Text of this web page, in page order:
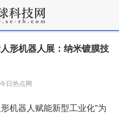
形机器人展：纳米镀膜技
日热点网
机器人赋能新型工业化”为